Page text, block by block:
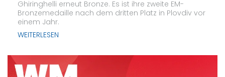
Ghiringhelli erneut Bronze. Es ist ihre zweite EM-
Bronzemedaille nach dem dritten Platz in Plovdiv vor
einem Jahr.
WEITERLESEN